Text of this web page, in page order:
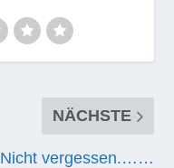
NÄCHSTE
Nicht vergessen.……